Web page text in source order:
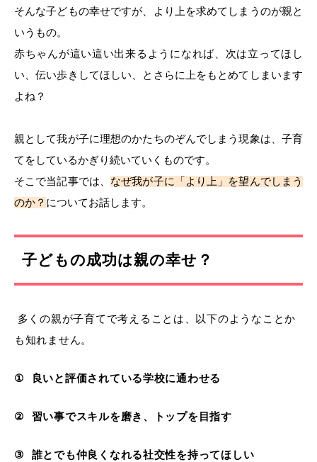
そんな子どもの幸せですが、より上を求めてしまうのが親と
いうもの。
赤ちゃんが這い這い出来るようになれば、次は立ってほし
い、伝い歩きしてほしい、とさらに上をもとめてしまいます
よね？
親として我が子に理想のかたちのぞんでしまう現象は、子育
てをしているかぎり続いていくものです。
そこで当記事では、 なぜ我が子に「より上」を望んでしまう
のか？ についてお話します。
子どもの成功は親の幸せ？
多くの親が子育てで考えることは、以下のようなことか
も知れません。
① 良いと評価されている学校に通わせる
② 習い事でスキルを磨き、トップを目指す
③ 誰とでも仲良くなれる社交性を持ってほしい